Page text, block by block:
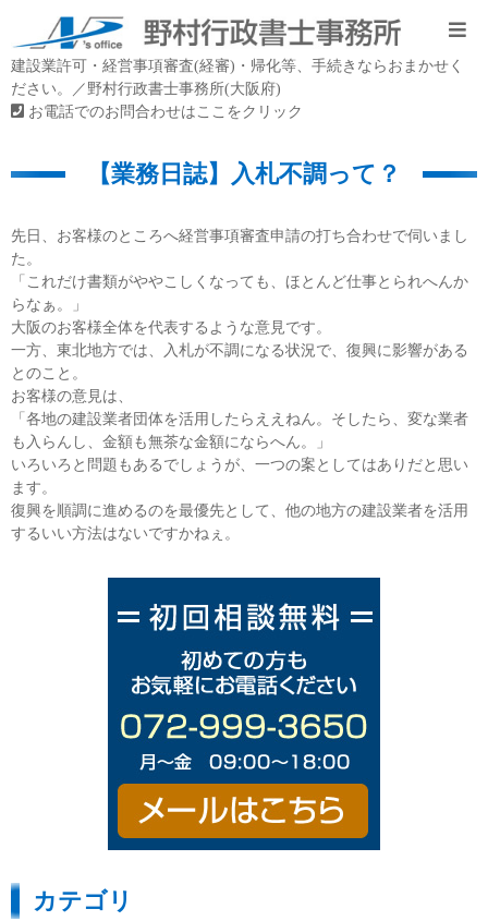
建設業許可・経営事項審査(経審)・帰化等、手続きならおまかせく
ださい。／野村行政書士事務所(大阪府)
お電話でのお問合わせはここをクリック
【業務日誌】入札不調って？
先日、お客様のところへ経営事項審査申請の打ち合わせで伺いまし
た。
「これだけ書類がややこしくなっても、ほとんど仕事とられへんか
らなぁ。」
大阪のお客様全体を代表するような意見です。
一方、東北地方では、入札が不調になる状況で、復興に影響がある
とのこと。
お客様の意見は、
「各地の建設業者団体を活用したらええねん。そしたら、変な業者
も入らんし、金額も無茶な金額にならへん。」
いろいろと問題もあるでしょうが、一つの案としてはありだと思い
ます。
復興を順調に進めるのを最優先として、他の地方の建設業者を活用
するいい方法はないですかねぇ。
カテゴリ